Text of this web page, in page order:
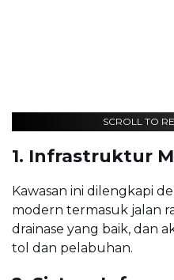
SCROLL TO
1. Infrastruktur
Kawasan ini dilengkapi
modern termasuk jalan
drainase yang baik, dan
tol dan pelabuhan.